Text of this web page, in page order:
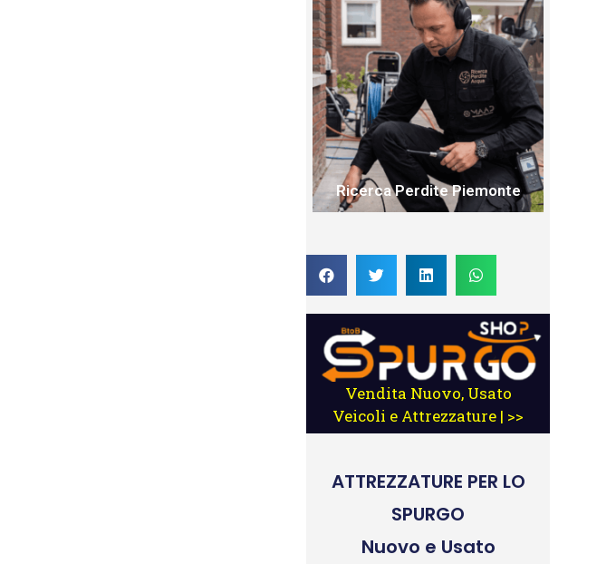
Ricerca Perdite Piemonte
Vendita Nuovo, Usato
Veicoli e Attrezzature | >>
ATTREZZATURE PER LO
SPURGO
Nuovo e Usato